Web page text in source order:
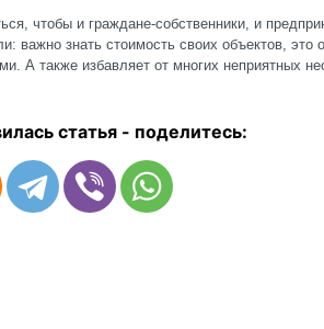
чтобы и граждане-собственники, и
важно знать стоимость своих объектов, это
А также избавляет от многих неприятных
статья - поделитесь: